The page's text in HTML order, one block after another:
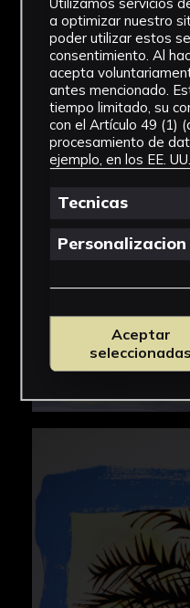
a optimizar nuestro
poder utilizar estos
consentimiento. Al
acepta
antes mencionado.
tiempo limitado, su
con el Artículo 49 (1)
procesamiento de
ejemplo, en los EE. UU.
Tecnicas
Personalizacion
Aceptar
seleccionadas